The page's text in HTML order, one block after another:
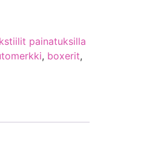
painatuksilla
, boxerit,